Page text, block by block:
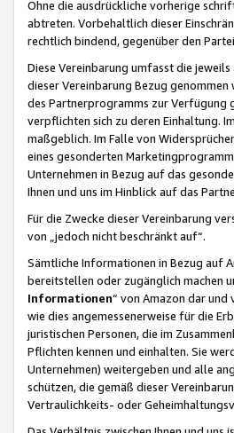
Ohne die ausdrückliche vorherige
abtreten. Vorbehaltlich dieser
rechtlich bindend, gegenüber den
Diese Vereinbarung umfasst die
dieser Vereinbarung Bezug
des Partnerprogramms zur Verfügung
verpflichten sich zu deren Einhaltung.
maßgeblich. Im Falle von
eines gesonderten
Unternehmen in Bezug auf das
Ihnen und uns im Hinblick auf das
Für die Zwecke dieser Vereinbarung
von „jedoch nicht beschränkt auf“.
Sämtliche Informationen in Bezug auf
bereitstellen oder zugänglich machen
Informationen“ von Amazon dar
wie dies angemessenerweise für die
juristischen Personen, die im
Pflichten kennen und einhalten. Sie
Unternehmen) weitergeben und alle
schützen, die gemäß dieser
Vertraulichkeits- oder